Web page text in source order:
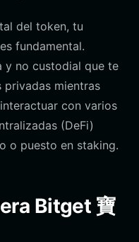
del token, tu
fundamental.
y no custodial que te
privadas mientras
con varios
(DeFi)
o puesto en staking.
Bitget 寶